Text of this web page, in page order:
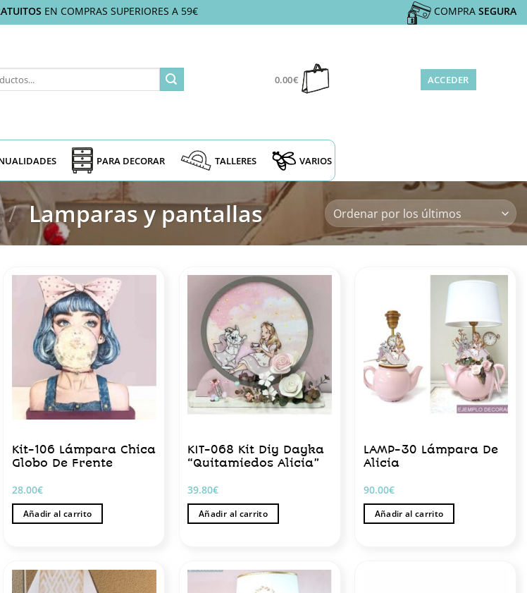
EN COMPRAS SUPERIORES A 59€ COMPRA SEGURA
0.00€ ACCEDER
PARA DECORAR TALLERES VARIOS
/ Lamparas y pantallas
Kit-106 Lámpara Chica
Globo De Frente
28.00€
Añadir al carrito
KIT-068 Kit Diy Dayka
“Quitamiedos Alicia”
39.80€
Añadir al carrito
LAMP-30 Lámpara De
Alicia
90.00€
Añadir al carrito